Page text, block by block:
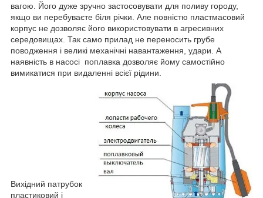
вагою. Його дуже зручно застосовувати для поливу городу,
якщо ви перебуваєте біля річки. Але повністю пластмасовий
корпус не дозволяє його використовувати в агресивних
середовищах. Так само прилад не переносить грубе
поводження і великі механічні навантаження, удари. А
наявність в насосі поплавка дозволяє йому самостійно
вимикатися при видаленні всієї рідини.
Вихідний патрубок
пластиковий і